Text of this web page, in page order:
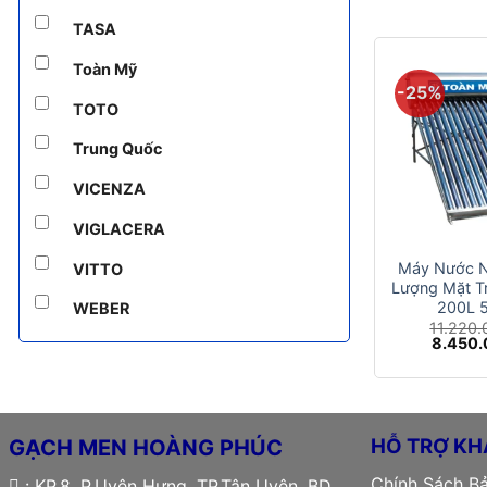
TASA
Toàn Mỹ
TOTO
Trung Quốc
VICENZA
VIGLACERA
VITTO
WEBER
-25%
Máy Nước
Lượng Mặt
200L
Giá
GẠCH MEN HOÀNG PHÚC HỖ TRỢ